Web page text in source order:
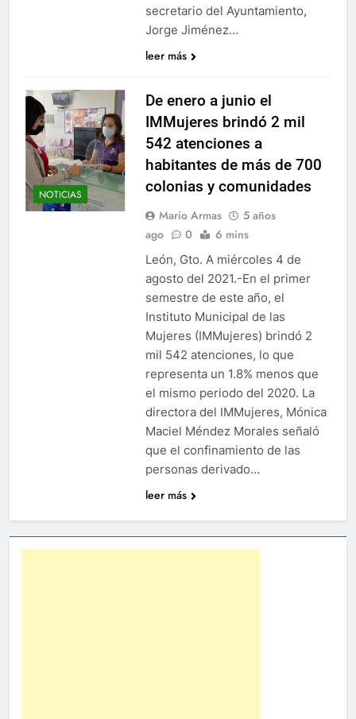
secretario del Ayuntamiento,
Jorge Jiménez…
leer más
NOTICIAS
De enero a junio el
IMMujeres brindó 2 mil
542 atenciones a
habitantes de más de 700
colonias y comunidades
Mario Armas
5 años
ago
0 6 mins
León, Gto. A miércoles 4 de
agosto del 2021.-En el primer
semestre de este año, el
Instituto Municipal de las
Mujeres (IMMujeres) brindó 2
mil 542 atenciones, lo que
representa un 1.8% menos que
el mismo periodo del 2020. La
directora del IMMujeres, Mónica
Maciel Méndez Morales señaló
que el confinamiento de las
personas derivado…
leer más